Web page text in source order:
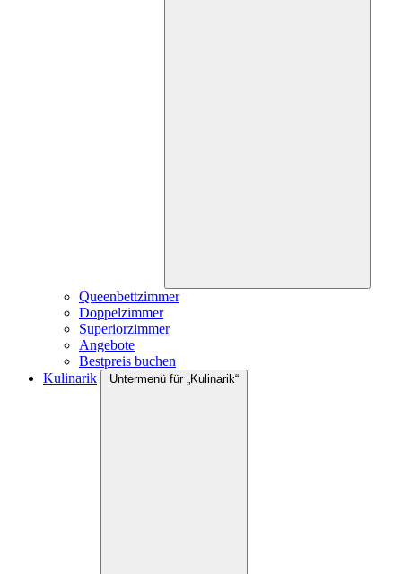
Queenbettzimmer
Doppelzimmer
Superiorzimmer
Angebote
Bestpreis buchen
Kulinarik
Untermenü für „Kulinarik“